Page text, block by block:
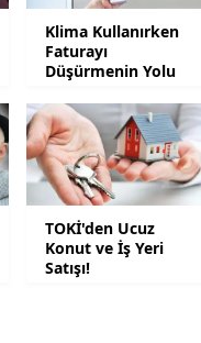
Bayburt
Karaman
Kırıkkale
Batman
Şırnak
Bartın
Klima Kullanırken
Faturayı
Düşürmenin Yolu
TOKİ'den Ucuz
Konut ve İş Yeri
Satışı!